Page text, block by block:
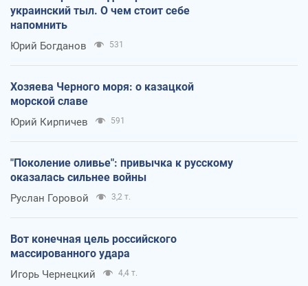
украинский тыл. О чем стоит себе
напомнить
Юрий Богданов 531
Хозяева Черного моря: о казацкой
морской славе
Юрий Кирпичев 591
"Поколение оливье": привычка к русскому
оказалась сильнее войны
Руслан Горовой 3,2 т.
Вот конечная цель российского
массированного удара
Игорь Чернецкий 4,4 т.